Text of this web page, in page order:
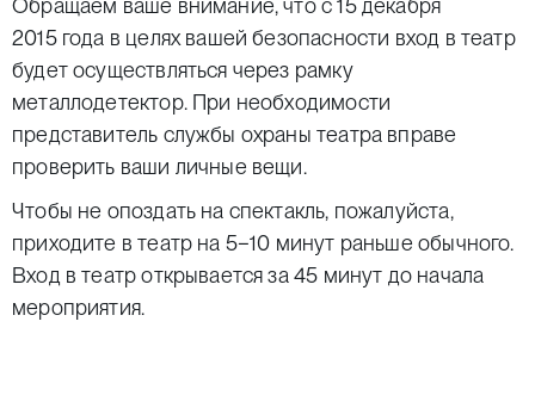
Обращаем ваше внимание, что с 15 декабря
2015 года в целях вашей безопасности вход в театр
будет осуществляться через рамку
металлодетектор. При необходимости
представитель службы охраны театра вправе
проверить ваши личные вещи.
Чтобы не опоздать на спектакль, пожалуйста,
приходите в театр на 5−10 минут раньше обычного.
Вход в театр открывается за 45 минут до начала
мероприятия.